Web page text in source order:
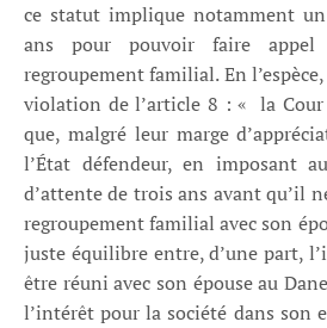
ce statut implique notamment
ans pour pouvoir faire
regroupement familial. En
violation de l’article 8 : « la Cour
que, malgré leur marge
l’État défendeur, en imposant
d’attente de trois ans avant qu’il
regroupement familial avec son
juste équilibre entre, d’une part,
être réuni avec son épouse au
l’intérêt pour la société dans son